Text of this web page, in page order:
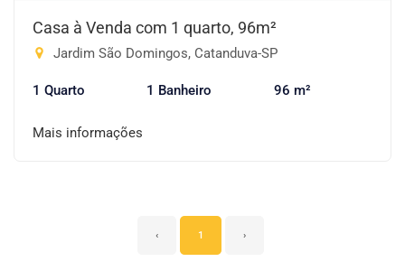
Casa à Venda com 1 quarto, 96m²
Jardim São Domingos, Catanduva-SP
1 Quarto 1 Banheiro 96 m²
Mais informações
‹ 1 ›